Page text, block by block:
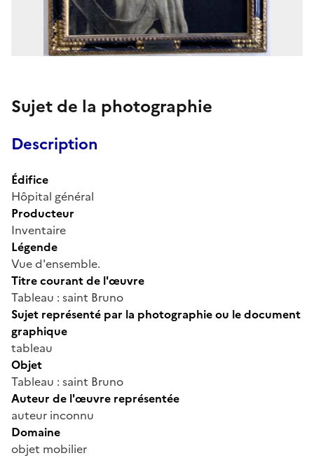
Sujet de la photographie
Description
Édifice
Hôpital général
Producteur
Inventaire
Légende
Vue d'ensemble.
Titre courant de l'œuvre
Tableau : saint Bruno
Sujet représenté par la photographie ou le document
graphique
tableau
Objet
Tableau : saint Bruno
Auteur de l'œuvre représentée
auteur inconnu
Domaine
objet mobilier